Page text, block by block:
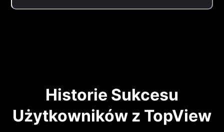
Historie Sukcesu
Użytkowników z TopView